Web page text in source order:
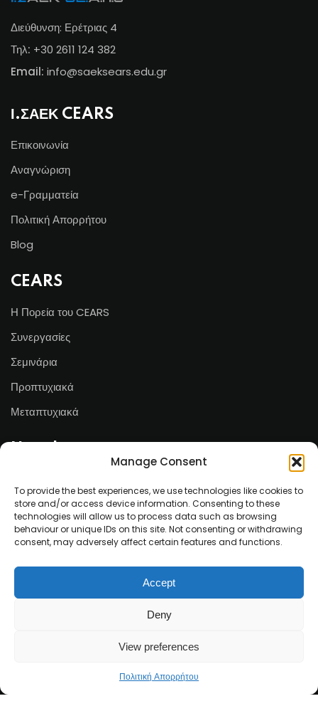
Manage Consent
To provide the best experiences, we use technologies like cookies to
store and/or access device information. Consenting to these
technologies will allow us to process data such as browsing
behaviour or unique IDs on this site. Not consenting or withdrawing
consent, may adversely affect certain features and functions.
Accept
Deny
View preferences
Πολιτική Απορρήτου
Διεύθυνση: Ερέτριας 4
Τηλ: +30 2611 124 382
Email: info@saeksears.edu.gr
Ι.ΣΑΕΚ CEARS
Επικοινωνία
Αναγνώριση
e-Γραμματεία
Πολιτική Απορρήτου
Blog
CEARS
Η Πορεία του CEARS
Συνεργασίες
Σεμινάρια
Προπτυχιακά
Μεταπτυχιακά
Email*
Ονοματεπώνυμο